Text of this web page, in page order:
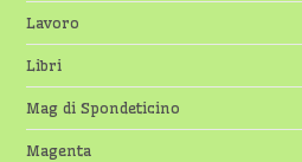
Lavoro
Libri
Mag di Spondeticino
Magenta